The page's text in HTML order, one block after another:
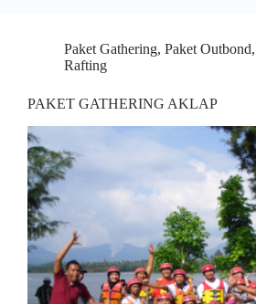
Paket Gathering, Paket Outbond,
Rafting
PAKET GATHERING AKLAP